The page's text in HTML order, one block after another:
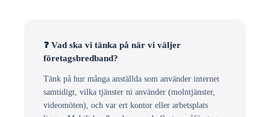
❓ Vad ska vi tänka på när vi väljer
företagsbredband?
Tänk på hur många anställda som använder internet
samtidigt, vilka tjänster ni använder (molntjänster,
videomöten), och var ert kontor eller arbetsplats